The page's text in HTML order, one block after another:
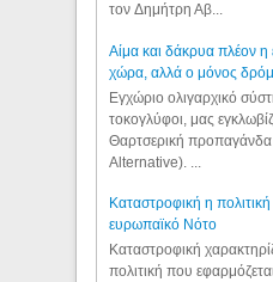
τον Δημήτρη Αβ...
Αίμα και δάκρυα πλέον η
χώρα, αλλά ο μόνος
Εγχώριο ολιγαρχικό
τοκογλύφοι, μας
Θαρτσερική
Alternative). ...
Καταστροφική η
ευρωπαϊκό Νότο
Καταστροφική
πολιτική που